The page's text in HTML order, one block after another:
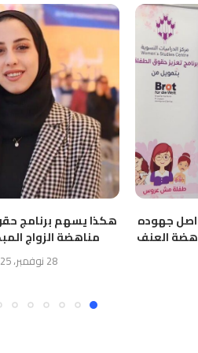
جهوده
لمناهضة العنف
هكذا يسهم برنامج
مناهضة الزواج
28 نوفمبر، 2025